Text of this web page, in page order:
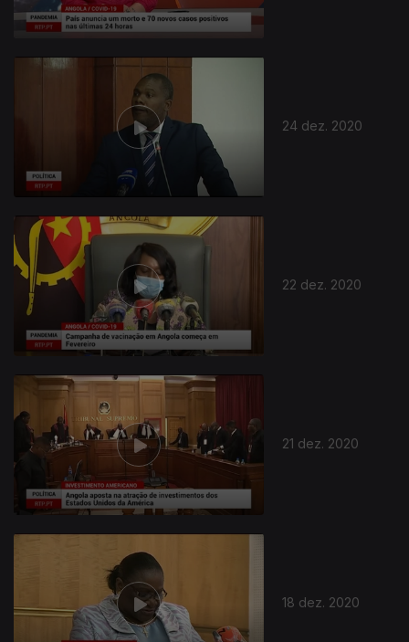
24 dez. 2020
22 dez. 2020
21 dez. 2020
18 dez. 2020